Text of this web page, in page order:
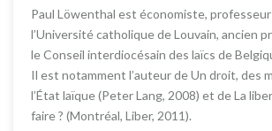
Paul Löwenthal est économiste,
l’Université catholique de Louvain, ancien
le Conseil interdiocésain des laïcs de
Il est notamment l’auteur de Un droit, des
l’État laïque (Peter Lang, 2008) et de La
faire ? (Montréal, Liber, 2011).